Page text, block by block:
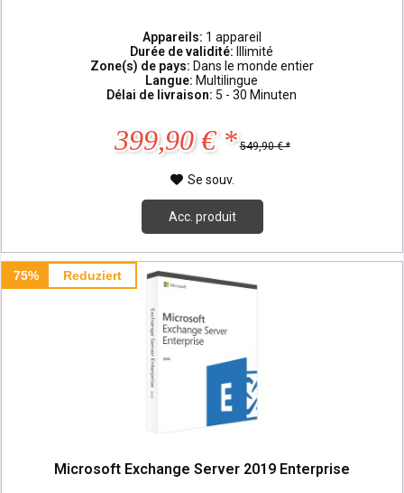
Appareils: 1 appareil
Durée de validité:
Illimité
Zone(s) de pays: Dans le monde entier
Langue: Multilingue
Délai de livraison: 5 - 30 Minuten
399,90 € * 549,90 € *
Se souv.
Acc. produit
75% Reduziert
Microsoft Exchange Server 2019 Enterprise